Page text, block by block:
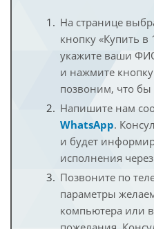
На странице
кнопку «Купить в
укажите ваши
и нажмите
позвоним, что бы
Напишите нам
WhatsApp.
и будет
исполнения
Позвоните по
параметры
компьютера или